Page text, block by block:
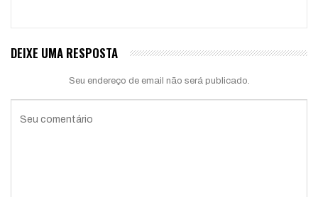
DEIXE UMA RESPOSTA
Seu endereço de email não será publicado.